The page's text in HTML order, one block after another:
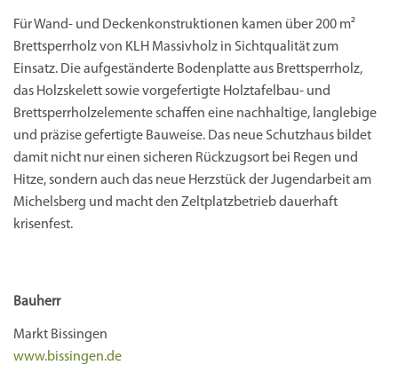
Für Wand- und Deckenkonstruktionen kamen über 200 m²
Brettsperrholz von KLH Massivholz in Sichtqualität zum
Einsatz. Die aufgeständerte Bodenplatte aus Brettsperrholz,
das Holzskelett sowie vorgefertigte Holztafelbau- und
Brettsperrholzelemente schaffen eine nachhaltige, langlebige
und präzise gefertigte Bauweise. Das neue Schutzhaus bildet
damit nicht nur einen sicheren Rückzugsort bei Regen und
Hitze, sondern auch das neue Herzstück der Jugendarbeit am
Michelsberg und macht den Zeltplatzbetrieb dauerhaft
krisenfest.
Bauherr
Markt Bissingen
www.bissingen.de